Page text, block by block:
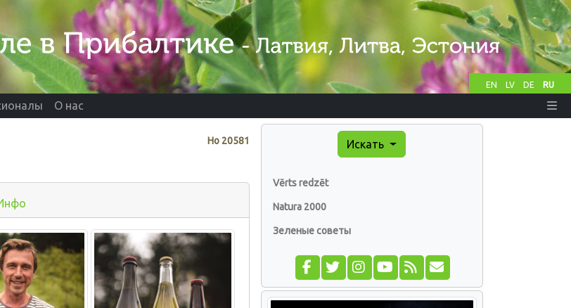
EN LV DE RU
О нас
Нo 20581 Искать
Vērts redzēt
Natura 2000
Зеленые советы